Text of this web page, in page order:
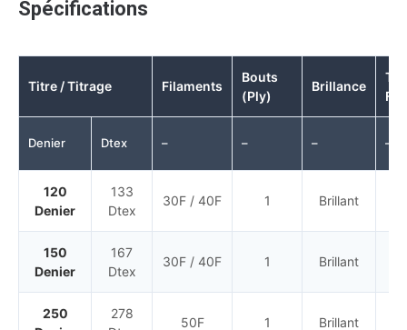
Spécifications
Titre / Titrage Filaments
Bouts
(Ply)
Brillance
Denier Dtex – – – –
120
Denier
133
Dtex
30F / 40F 1 Brillant
150
Denier
167
Dtex
30F / 40F 1 Brillant
250
278
50F 1 Brillant